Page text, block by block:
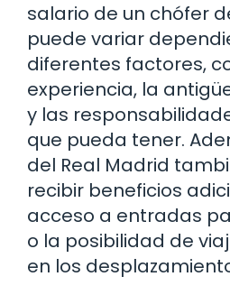
salario de un chófer
puede variar
diferentes factores,
experiencia, la
y las
que pueda tener.
del Real Madrid
recibir beneficios
acceso a entradas
o la posibilidad de
en los